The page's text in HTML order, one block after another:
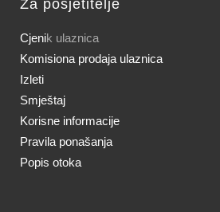
Za posjetitelje
Cjenik ulaznica
Komisiona prodaja ulaznica
Izleti
Smještaj
Korisne informacije
Pravila ponašanja
Popis otoka